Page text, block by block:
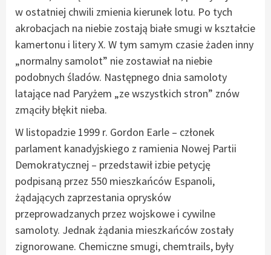
w ostatniej chwili zmienia kierunek lotu. Po tych
akrobacjach na niebie zostają białe smugi w kształcie
kamertonu i litery X. W tym samym czasie żaden inny
„normalny samolot” nie zostawiał na niebie
podobnych śladów. Następnego dnia samoloty
latające nad Paryżem „ze wszystkich stron” znów
zmąciły błękit nieba.
W listopadzie 1999 r. Gordon Earle – członek
parlament kanadyjskiego z ramienia Nowej Partii
Demokratycznej – przedstawił izbie petycję
podpisaną przez 550 mieszkańców Espanoli,
żądających zaprzestania oprysków
przeprowadzanych przez wojskowe i cywilne
samoloty. Jednak żądania mieszkańców zostały
zignorowane. Chemiczne smugi, chemtrails, były